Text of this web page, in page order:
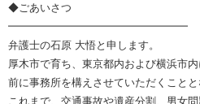
◆ごあいさつ
━━━━━━━━━━━━━━━━━
弁護士の石原 大悟と申します。
厚木市で育ち、東京都内および横浜市
前に事務所を構えさせていただくことと
これまで、交通事故や遺産分割、男女